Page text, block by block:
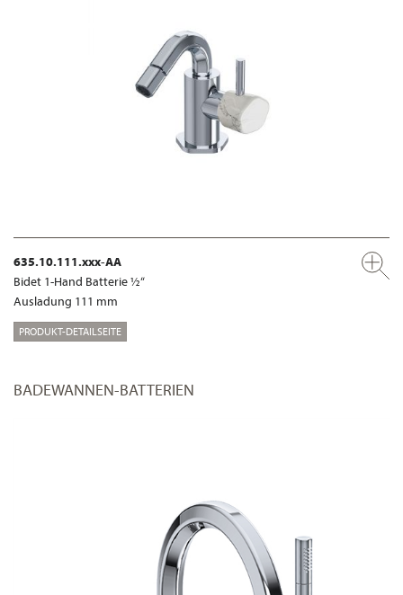
635.10.111.xxx-AA
Bidet 1-Hand Batterie ½“
Ausladung 111 mm
PRODUKT-DETAILSEITE
BADEWANNEN-BATTERIEN